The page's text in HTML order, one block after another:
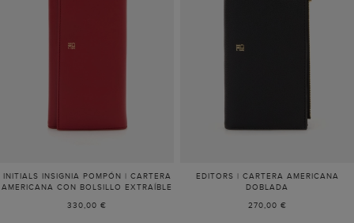
INITIALS INSIGNIA POMPÓN | CARTERA
AMERICANA CON BOLSILLO EXTRAÍBLE
330,00 €
EDITORS | CARTERA AMERICANA
DOBLADA
270,00 €